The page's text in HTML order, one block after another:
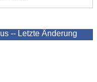
-- Letzte Änderung